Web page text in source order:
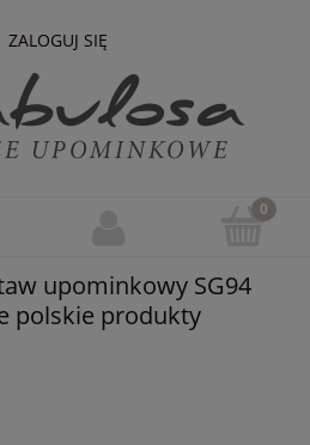
ZALOGUJ SIĘ
upominkowy SG94
polskie produkty